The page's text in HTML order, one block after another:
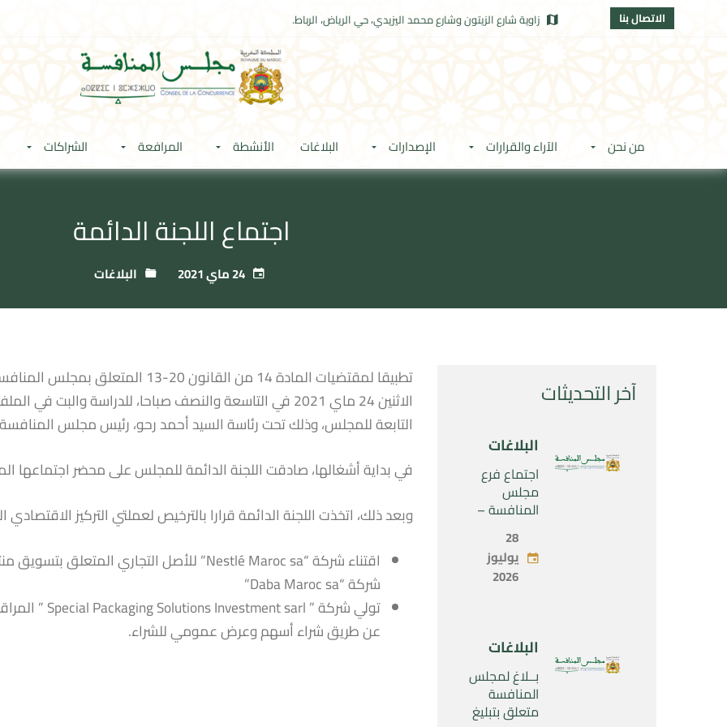
الاتصال بنا زاوية شارع الزيتون وشارع محمد اليزيدي، حي الرياض، الرباط.
من نحن الآراء والقرارات الإصدارات البلاغات الأنشطة المرافعة الشراكات
اجتماع اللجنة الدائمة
24 ماي 2021 البلاغات
آخر التحديثات
البلاغات
اجتماع فرع
مجلس
المنافسة –
2026
28
يوليوز
2026
البلاغات
بــلاغ لمجلس
المنافسة
متعلق بتبليغ
تطبيقا لمقتضيات المادة 14 من
الاثنين 24 ماي 2021 في التاسعة والنصف صباحا، للدراسة
التابعة للمجلس، وذلك تحت رئاسة السيد أحمد رحو، رئيس مجلس
في بداية أشغالها، صادقت اللجنة الدائمة للمجلس على محضر اجتماعها المنعقد
وبعد ذلك، اتخذت اللجنة الدائمة قرارا بالترخيص لعملتي التركيز الاقتصادي
شركة “Daba Maroc sa”
عن طريق شراء أسهم وعرض عمومي للشراء.